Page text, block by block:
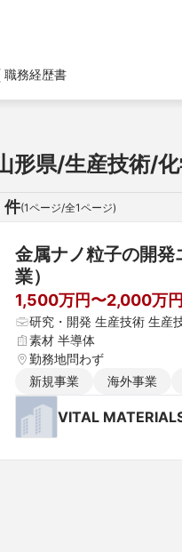
職務経歴書
形県/生産技術/
件(1ページ/全1ページ)
金属ナノ粒子の開
業）
1,500万円〜2,000万円
研究・開発 生産技術 生産
素材 半導体
勤務地問わず
新規事業
海外事業
VITAL